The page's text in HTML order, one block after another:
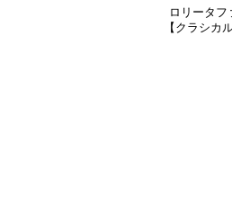
ロリータフ
【クラシカ